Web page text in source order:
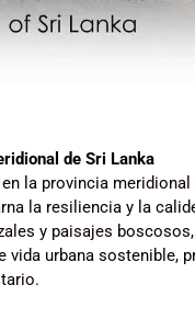
de Sri Lanka
la provincia
la resiliencia y la
y paisajes
vida urbana sostenible,